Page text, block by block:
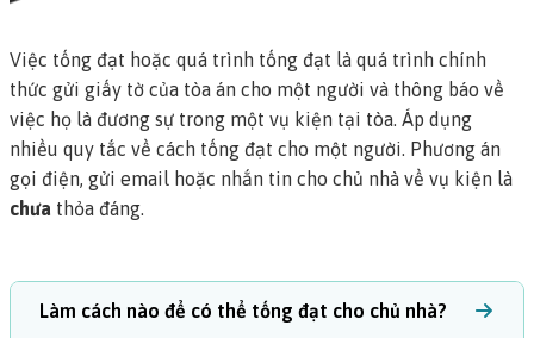
Việc tống đạt hoặc quá trình tống đạt là quá trình chính
thức gửi giấy tờ của tòa án cho một người và thông báo về
việc họ là đương sự trong một vụ kiện tại tòa. Áp dụng
nhiều quy tắc về cách tống đạt cho một người. Phương án
gọi điện, gửi email hoặc nhắn tin cho chủ nhà về vụ kiện là
chưa thỏa đáng.
Làm cách nào để có thể tống đạt cho chủ nhà?